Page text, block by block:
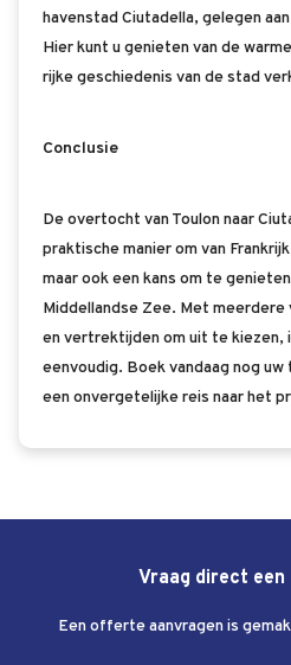
havenstad Ciutadella, gelegen
Hier kunt u genieten van de
rijke geschiedenis van de stad
Conclusie
De overtocht van Toulon naar
praktische manier om van
maar ook een kans om te
Middellandse Zee. Met
en vertrektijden om uit te kiezen,
eenvoudig. Boek vandaag nog
een onvergetelijke reis naar het
Vraag direct
Een offerte aanvragen is